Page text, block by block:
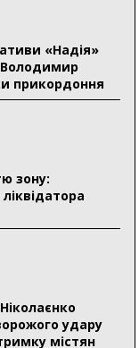
оздоровилася
на
грн
фонд
на зиму
у
«Надія»
прикордоння
зону:
удару
містян